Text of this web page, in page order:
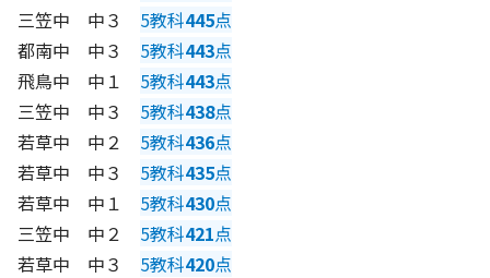
三笠中 中３ 5教科445点
都南中 中３ 5教科443点
飛鳥中 中１ 5教科443点
三笠中 中３ 5教科438点
若草中 中２ 5教科436点
若草中 中３ 5教科435点
若草中 中１ 5教科430点
三笠中 中２ 5教科421点
若草中 中３ 5教科420点